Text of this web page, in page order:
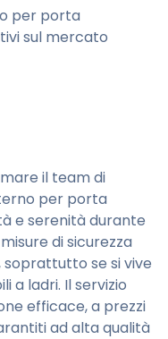
per porta
sul mercato
il team di
per porta
e serenità durante
di sicurezza
se si vive
a ladri. Il servizio
efficace, a prezzi
ad alta qualità